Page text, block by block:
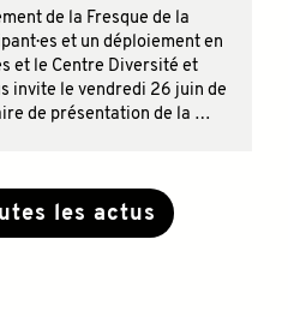
de la Fresque de la
et un déploiement en
et le Centre Diversité et
invite le vendredi 26 juin de
de présentation de la …
les actus